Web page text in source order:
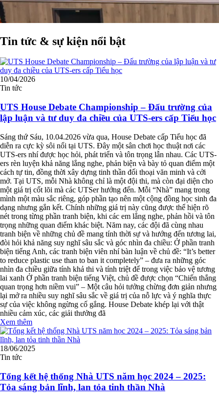
Tin tức & sự kiện nổi bật
10/04/2026
Tin tức
UTS House Debate Championship – Đấu trường của
lập luận và tư duy đa chiều của UTS-ers cấp Tiểu học
Sáng thứ Sáu, 10.04.2026 vừa qua, House Debate cấp Tiểu học đã
diễn ra cực kỳ sôi nổi tại UTS. Đây một sân chơi học thuật nơi các
UTS-ers nhí được học hỏi, phát triển và tôn trọng lẫn nhau. Các UTS-
ers rèn luyện khả năng lắng nghe, phản biện và bày tỏ quan điểm một
cách tự tin, đồng thời xây dựng tinh thần đối thoại văn minh và cởi
mở. Tại UTS, mỗi Nhà không chỉ là một đội thi, mà còn đại diện cho
một giá trị cốt lõi mà các UTSer hướng đến. Mỗi “Nhà” mang trong
mình một màu sắc riêng, góp phần tạo nên một cộng đồng học sinh đa
dạng nhưng gắn kết. Chính những giá trị này cũng được thể hiện rõ
nét trong từng phần tranh biện, khi các em lắng nghe, phản hồi và tôn
trọng những quan điểm khác biệt. Năm nay, các đội đã cùng nhau
tranh biện về những chủ đề mang tính thời sự và hướng đến tương lai,
đòi hỏi khả năng suy nghĩ sâu sắc và góc nhìn đa chiều: Ở phần tranh
biện tiếng Anh, các tranh biện viên nhí bàn luận về chủ đề: “It’s better
to reduce plastic use than to ban it completely” – đưa ra những góc
nhìn đa chiều giữa tính khả thi và tính triệt để trong việc bảo vệ tương
lai xanh Ở phần tranh biện tiếng Việt, chủ đề được chọn “Chiến thắng
quan trọng hơn niềm vui” – Một câu hỏi tưởng chừng đơn giản nhưng
lại mở ra nhiều suy nghĩ sâu sắc về giá trị của nỗ lực và ý nghĩa thực
sự của việc không ngừng cố gắng. House Debate khép lại với thật
nhiều cảm xúc, các giải thưởng đã
Xem thêm
18/06/2025
Tin tức
Tổng kết hệ thống Nhà UTS năm học 2024 – 2025:
Tỏa sáng bản lĩnh, lan tỏa tinh thần Nhà